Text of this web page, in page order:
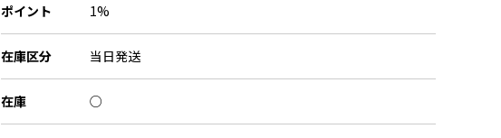
ポイント 1%
在庫区分 当日発送
在庫 ○